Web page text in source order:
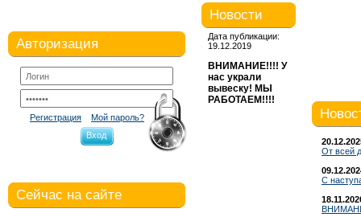
Авторизация
Регистрация
Мой пароль?
Вход
Сейчас на сайте
Новости
Дата публикации:
19.12.2019
ВНИМАНИЕ!!!! У
нас украли
вывеску! МЫ
РАБОТАЕМ!!!!
От всей
С